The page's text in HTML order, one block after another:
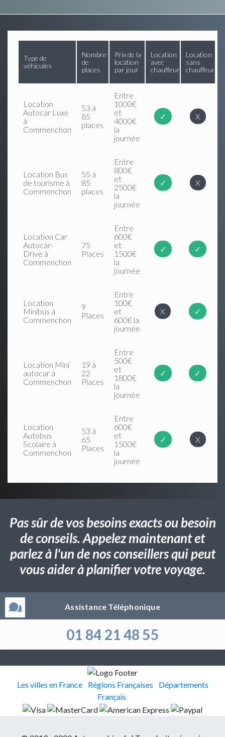
Type de
véhicules
Nombre
de
places
Prix de la
location
par jour
Location
avec
chauffeur
Location
sans
chauffeur
Location
Autocar Luxe
à
Commenchon
53 à
85
places
Entre
1000€
et
4000€
la
journée
✓ X
Location Bus
de tourisme à
Commenchon
55 à
85
places
Entre
800€
et
2500€
la
journée
✓ X
Location Car
Autocar-
Drive à
Commenchon
75
Places
Entre
600€
et
1500€
la
journée
✓ ✓
Location
Minibus à
Commenchon
9
Places
Entre
100€
et
600€ la
journée
X ✓
Location Mini
autocar à
Commenchon
19 à
22
Places
Entre
500€
et
1800€
la
journée
✓ ✓
Location
Autobus
Scolaire à
Commenchon
53 à
65
Places
Entre
600€
et
1500€
la
journée
✓ X
Pas sûr de vos besoins exacts ou besoin
de conseils. Appelez maintenant et
parlez à l'un de nos conseillers qui peut
vous aider à planifier votre voyage.
Assistance Téléphonique
01 84 21 48 55
Les villes en France Régions Françaises
Départements
Français